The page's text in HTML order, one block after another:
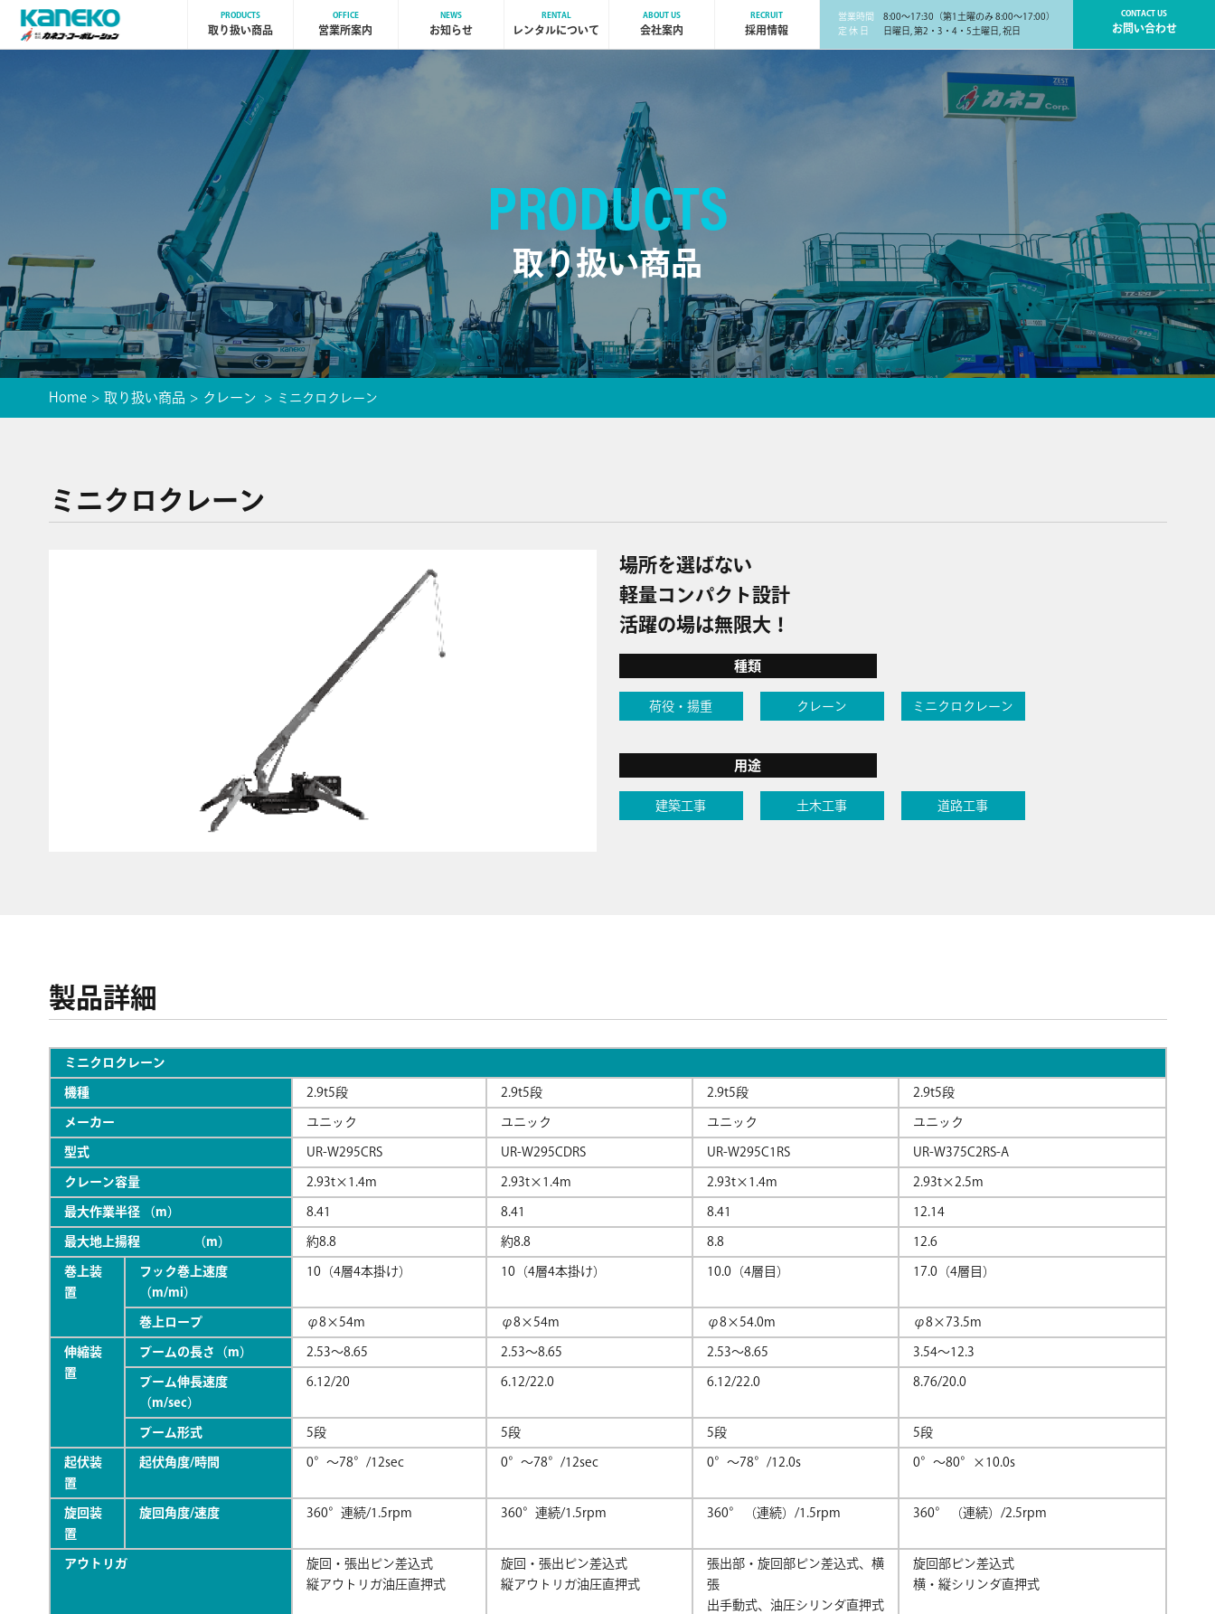
PRODUCTS
取り扱い商品
OFFICE
営業所案内
NEWS
お知らせ
RENTAL
レンタルについて
ABOUT US
会社案内
RECRUIT
採用情報
営業時間
8:00～17:30（第1土曜のみ 8:00～17:00）
定 休 日
日曜日, 第2・3・4・5土曜日, 祝日
CONTACT US
お問い合わせ
PRODUCTS
取り扱い商品
Home 取り扱い商品 クレーン ミニクロクレーン
ミニクロクレーン
場所を選ばない
軽量コンパクト設計
活躍の場は無限大！
種類
荷役・揚重 クレーン ミニクロクレーン
用途
建築工事 土木工事 道路工事
製品詳細
ミニクロクレーン
機種 2.9t5段 2.9t5段 2.9t5段 2.9t5段
メーカー ユニック ユニック ユニック ユニック
型式 UR-W295CRS UR-W295CDRS UR-W295C1RS UR-W375C2RS-A
クレーン容量 2.93t×1.4m 2.93t×1.4m 2.93t×1.4m 2.93t×2.5m
最大作業半径 （m） 8.41 8.41 8.41 12.14
最大地上揚程 （m） 約8.8 約8.8 8.8 12.6
巻上装
置
フック巻上速度
（m/mi）
10（4層4本掛け） 10（4層4本掛け） 10.0（4層目） 17.0（4層目）
巻上ロープ φ8×54m φ8×54m φ8×54.0m φ8×73.5m
伸縮装
置
ブームの長さ（m） 2.53～8.65 2.53～8.65 2.53～8.65 3.54～12.3
ブーム伸長速度
（m/sec）
6.12/20 6.12/22.0 6.12/22.0 8.76/20.0
ブーム形式 5段 5段 5段 5段
起伏装
置
起伏角度/時間 0°～78°/12sec 0°～78°/12sec 0°～78°/12.0s 0°～80°×10.0s
旋回装
置
旋回角度/速度 360°連続/1.5rpm 360°連続/1.5rpm 360° （連続）/1.5rpm 360° （連続）/2.5rpm
アウトリガ
旋回・張出ピン差込式
縦アウトリガ油圧直押式
旋回・張出ピン差込式
縦アウトリガ油圧直押式
張出部・旋回部ピン差込式、横
張
出手動式、油圧シリンダ直押式
旋回部ピン差込式
横・縦シリンダ直押式